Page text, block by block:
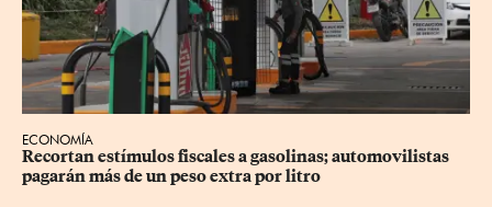
ECONOMÍA
Recortan estímulos fiscales a gasolinas; automovilistas
pagarán más de un peso extra por litro